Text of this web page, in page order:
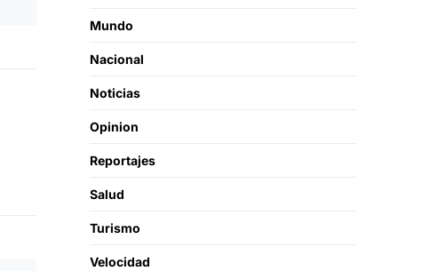
Mundo
Nacional
Noticias
Opinion
Reportajes
Salud
Turismo
Velocidad